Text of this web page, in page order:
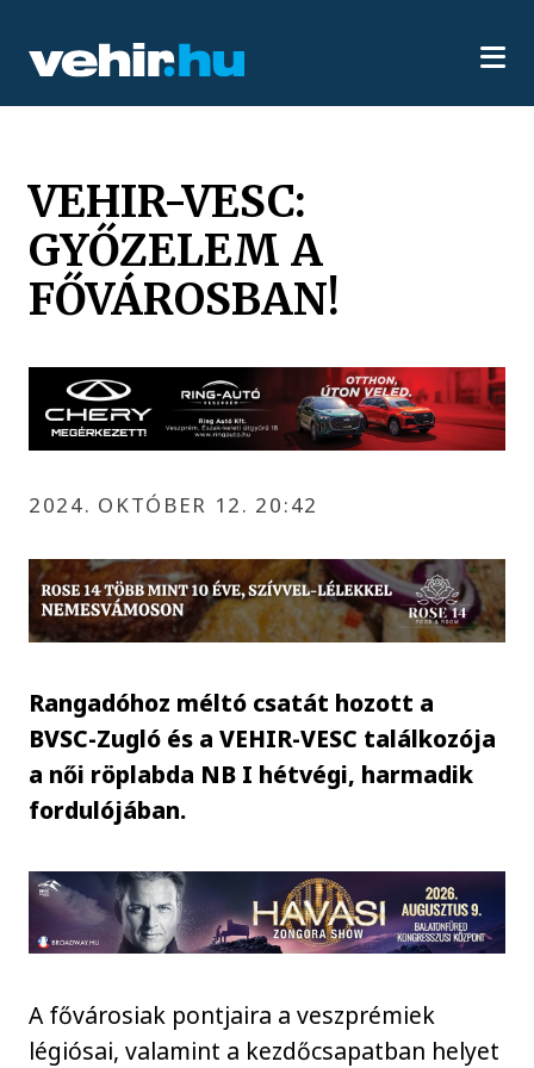
VEHIR-VESC:
GYŐZELEM A
FŐVÁROSBAN!
2024. OKTÓBER 12. 20:42
Rangadóhoz méltó csatát hozott a
BVSC-Zugló és a VEHIR-VESC találkozója
a női röplabda NB I hétvégi, harmadik
fordulójában.
A fővárosiak pontjaira a veszprémiek
légiósai, valamint a kezdőcsapatban helyet